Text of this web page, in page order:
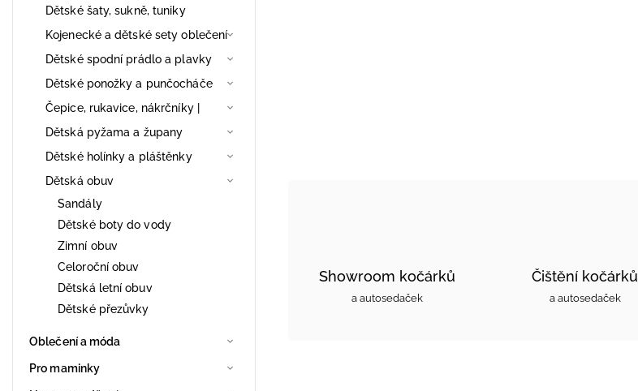
Dětské šaty, sukně, tuniky
Kojenecké a dětské sety oblečení
Dětské spodní prádlo a plavky
Dětské ponožky a punčocháče
Čepice, rukavice, nákrčníky |
Dětská pyžama a župany
Dětské holínky a pláštěnky
Dětská obuv
Sandály
Dětské boty do vody
Zimní obuv
Celoroční obuv
Dětská letní obuv
Dětské přezůvky
Oblečení a móda
Pro maminky
Showroom kočárků
a autosedaček
Čištění kočárků
a autosedaček